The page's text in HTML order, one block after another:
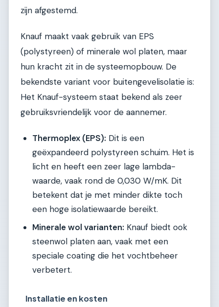
zijn afgestemd.
Knauf maakt vaak gebruik van EPS
(polystyreen) of minerale wol platen, maar
hun kracht zit in de systeemopbouw. De
bekendste variant voor buitengevelisolatie is:
Het Knauf-systeem staat bekend als zeer
gebruiksvriendelijk voor de aannemer.
Thermoplex (EPS): Dit is een
geëxpandeerd polystyreen schuim. Het is
licht en heeft een zeer lage lambda-
waarde, vaak rond de 0,030 W/mK. Dit
betekent dat je met minder dikte toch
een hoge isolatiewaarde bereikt.
Minerale wol varianten: Knauf biedt ook
steenwol platen aan, vaak met een
speciale coating die het vochtbeheer
verbetert.
Installatie en kosten